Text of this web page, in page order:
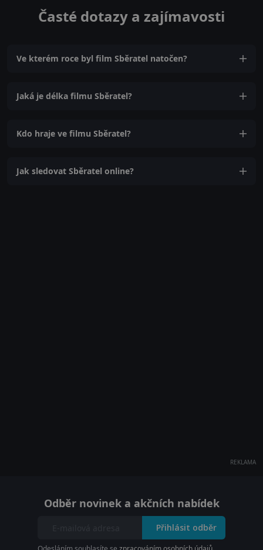
Časté dotazy a zajímavosti
Ve kterém roce byl film Sběratel natočen?
Jaká je délka filmu Sběratel?
Kdo hraje ve filmu Sběratel?
Jak sledovat Sběratel online?
REKLAMA
Odběr novinek a akčních nabídek
Přihlásit odběr